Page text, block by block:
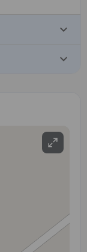
keyboard_arrow_down
keyboard_arrow_down